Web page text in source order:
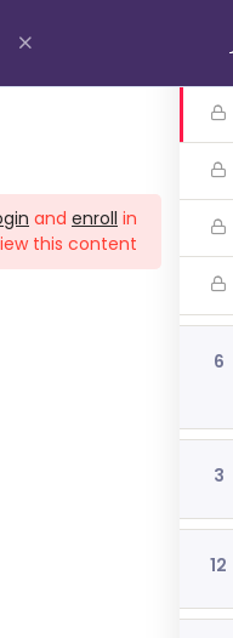
6
3
12
and enroll in
this content!